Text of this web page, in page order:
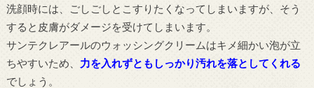
洗顔時には、ごしごしとこすりたくなってしまいますが、そう
すると皮膚がダメージを受けてしまいます。
サンテクレアールのウォッシングクリームはキメ細かい泡が立
ちやすいため、 力を入れずともしっかり汚れを落としてくれる
でしょう。